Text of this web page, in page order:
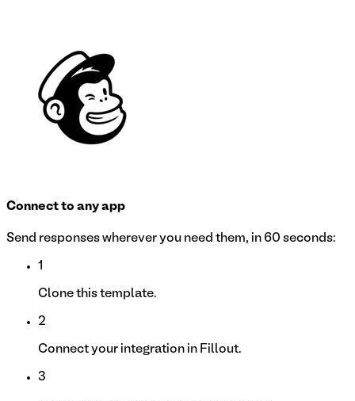
Connect to any app
Send responses wherever you need them, in 60 seconds:
1
Clone this template.
2
Connect your integration in Fillout.
3